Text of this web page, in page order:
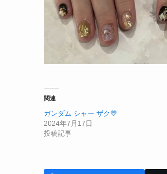
関連
ガンダム シャー ザク💛
2024年7月17日
投稿記事